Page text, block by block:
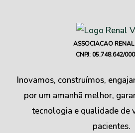
ASSOCIACAO
CNPJ: 05.748.642/
Inovamos, construímos,
por um amanhã melhor,
tecnologia e qualidade de
pacientes.